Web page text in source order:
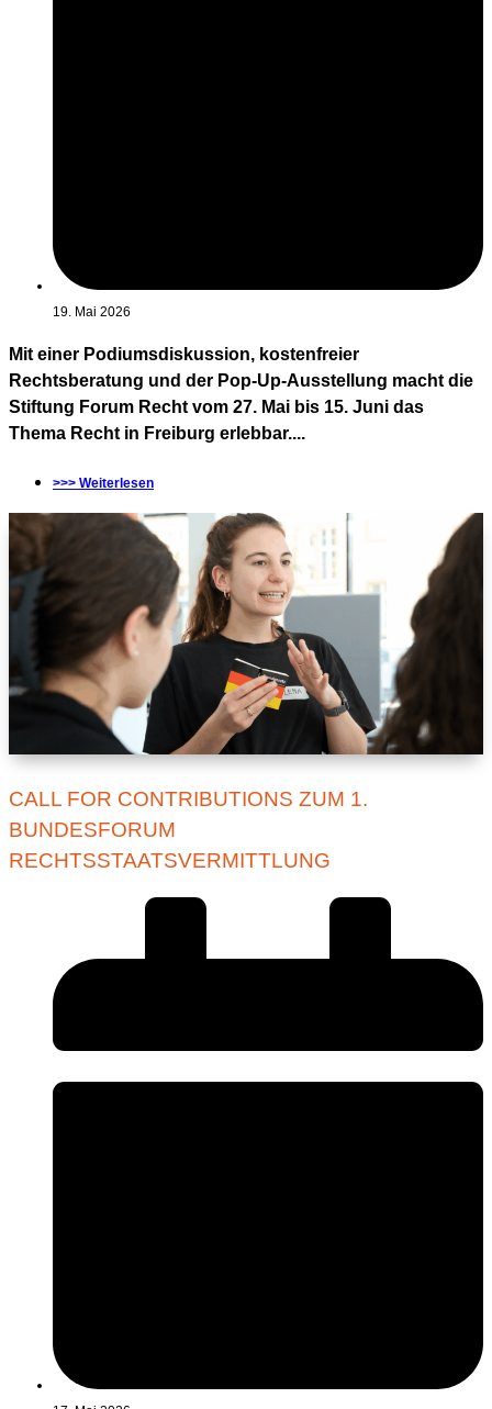
19. Mai 2026
Mit einer Podiumsdiskussion, kostenfreier
Rechtsberatung und der Pop-Up-Ausstellung macht die
Stiftung Forum Recht vom 27. Mai bis 15. Juni das
Thema Recht in Freiburg erlebbar....
>>> Weiterlesen
CALL FOR CONTRIBUTIONS ZUM 1.
BUNDESFORUM
RECHTSSTAATSVERMITTLUNG